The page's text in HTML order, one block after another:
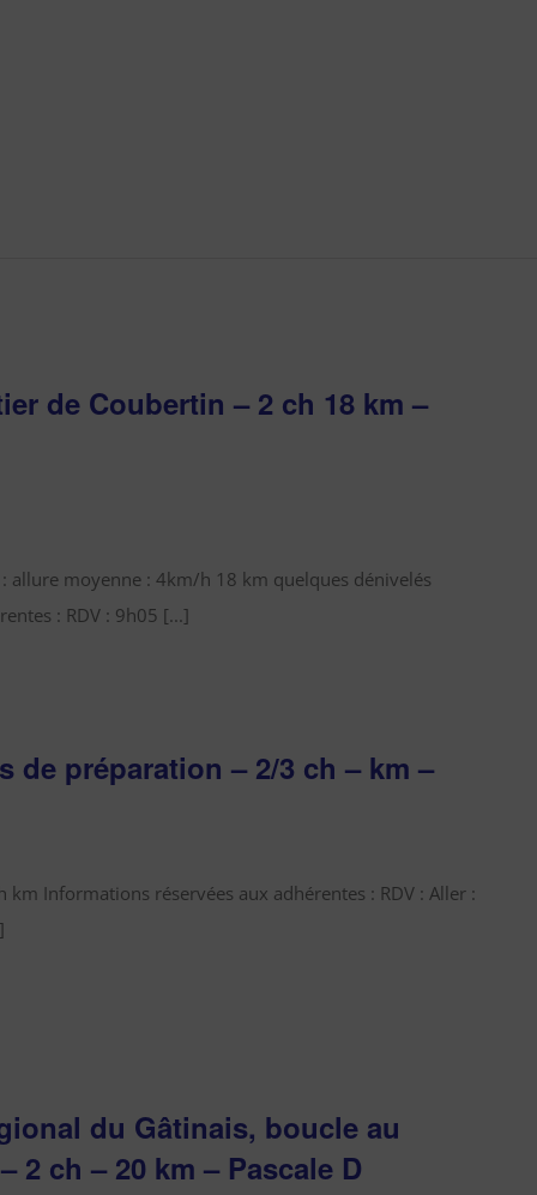
de Coubertin – 2 ch 18 km –
allure moyenne : 4km/h 18 km quelques dénivelés
: RDV : 9h05 [...]
de préparation – 2/3 ch – km –
Informations réservées aux adhérentes : RDV : Aller :
du Gâtinais, boucle au
2 ch – 20 km – Pascale D